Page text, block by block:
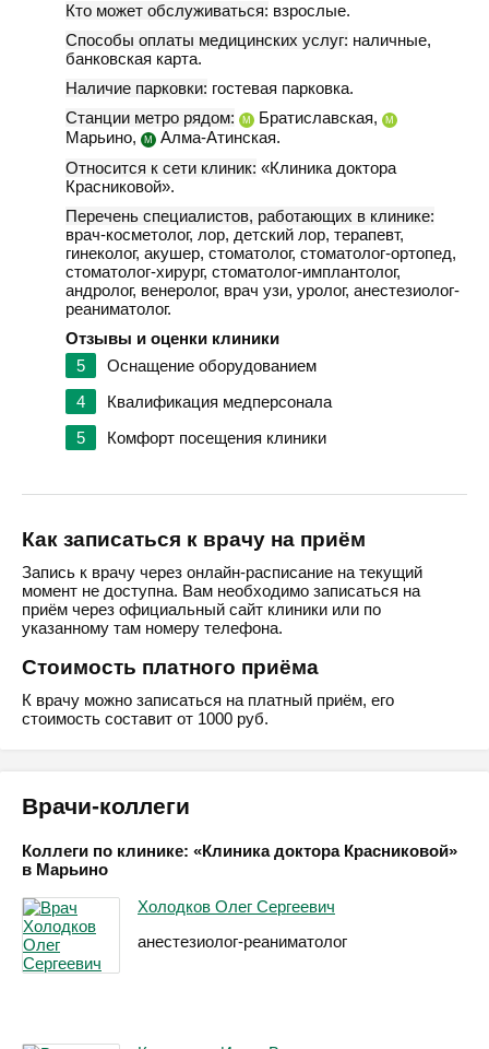
Кто может обслуживаться: взрослые.
Способы оплаты медицинских услуг: наличные,
банковская карта.
Наличие парковки: гостевая парковка.
Станции метро рядом:
М Братиславская, М
Марьино, М
Алма-Атинская.
Относится к сети клиник: «Клиника доктора
Красниковой».
Перечень специалистов, работающих в клинике:
врач-косметолог, лор, детский лор, терапевт,
гинеколог, акушер, стоматолог, стоматолог-ортопед,
стоматолог-хирург, стоматолог-имплантолог,
андролог, венеролог, врач узи, уролог, анестезиолог-
реаниматолог.
Отзывы и оценки клиники
5
Оснащение оборудованием
4
Квалификация медперсонала
5
Комфорт посещения клиники
Как записаться к врачу на приём
Запись к врачу через онлайн-расписание на текущий
момент не доступна. Вам необходимо записаться на
приём через официальный сайт клиники или по
указанному там номеру телефона.
Стоимость платного приёма
К врачу можно записаться на платный приём, его
стоимость составит от 1000 руб.
Врачи-коллеги
Коллеги по клинике: «Клиника доктора Красниковой»
в Марьино
Холодков Олег Сергеевич
анестезиолог-реаниматолог